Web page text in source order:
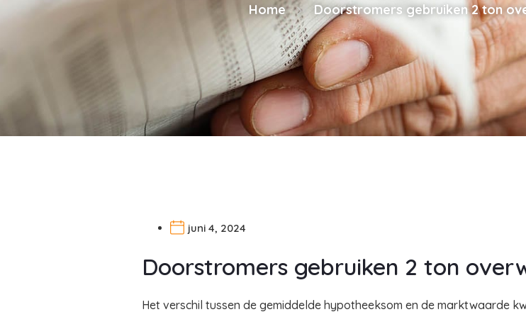
Home Doorstromers gebruiken 2 ton
juni 4, 2024
Doorstromers gebruiken 2 ton
Het verschil tussen de gemiddelde hypotheeksom en de marktwaarde